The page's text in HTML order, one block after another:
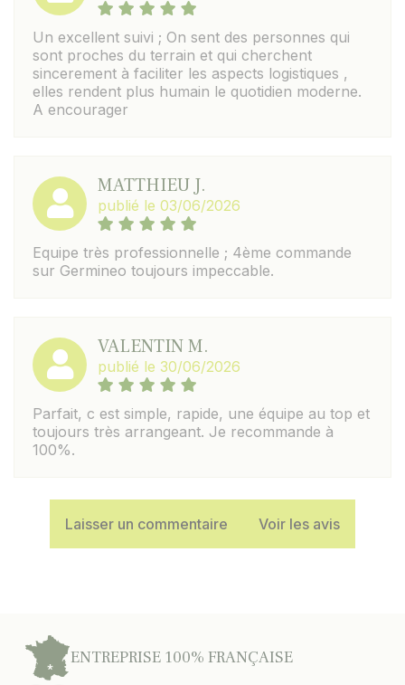
Un excellent suivi ; On sent des personnes qui
sont proches du terrain et qui cherchent
sincerement à faciliter les aspects logistiques ,
elles rendent plus humain le quotidien moderne.
A encourager
MATTHIEU J.
publié le 03/06/2026
Equipe très professionnelle ; 4ème commande
sur Germineo toujours impeccable.
VALENTIN M.
publié le 30/06/2026
Parfait, c est simple, rapide, une équipe au top et
toujours très arrangeant. Je recommande à
100%.
Laisser un commentaire Voir les avis
ENTREPRISE 100% FRANÇAISE